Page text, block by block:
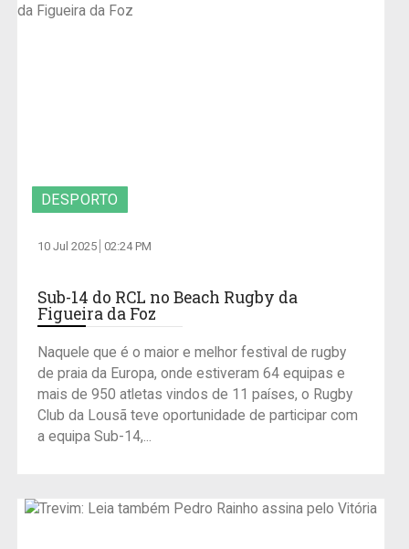
DESPORTO
10 Jul 2025 02:24 PM
Sub-14 do RCL no Beach Rugby da
Figueira da Foz
Naquele que é o maior e melhor festival de rugby
de praia da Europa, onde estiveram 64 equipas e
mais de 950 atletas vindos de 11 países, o Rugby
Club da Lousã teve oportunidade de participar com
a equipa Sub-14,...